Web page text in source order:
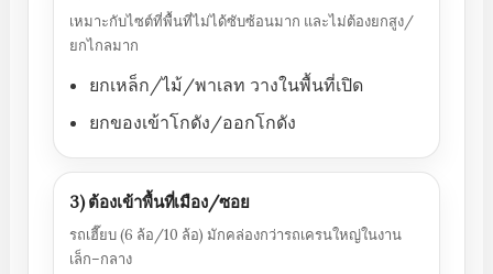
เหมาะกับไซต์ที่พื้นที่ไม่ได้ซับซ้อนมาก และไม่ต้องยกสูง/
ยกไกลมาก
ยกเหล็ก/ไม้/พาเลท วางในพื้นที่เปิด
ยกของเข้าโกดัง/ออกโกดัง
3) ต้องเข้าพื้นที่เมือง/ซอย
รถเฮี๊ยบ (6 ล้อ/10 ล้อ) มักคล่องกว่ารถเครนใหญ่ในงาน
เล็ก–กลาง